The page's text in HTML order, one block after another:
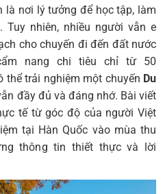
là nơi lý tưởng để học tập, làm
Tuy nhiên, nhiều người vẫn e
cho chuyến đi đến đất nước
nang chi tiêu chỉ từ 50
thể trải nghiệm một chuyến Du
đầy đủ và đáng nhớ. Bài viết
tế từ góc độ của người Việt
tại Hàn Quốc vào mùa thu
thông tin thiết thực và lời